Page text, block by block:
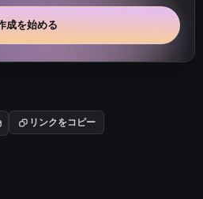
成を始める
リンクをコピー